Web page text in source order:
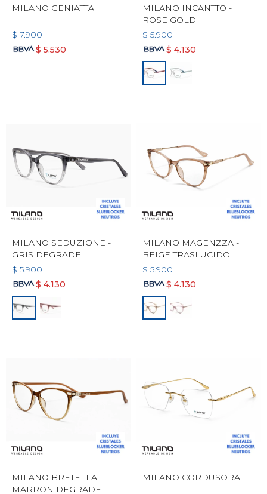
MILANO GENIATTA
$ 7.900
$ 5.530
MILANO INCANTTO -
ROSE GOLD
$ 5.900
$ 4.130
MILANO SEDUZIONE -
GRIS DEGRADE
$ 5.900
$ 4.130
MILANO MAGENZZA -
BEIGE TRASLUCIDO
$ 5.900
$ 4.130
MILANO BRETELLA -
MARRON DEGRADE
MILANO CORDUSORA